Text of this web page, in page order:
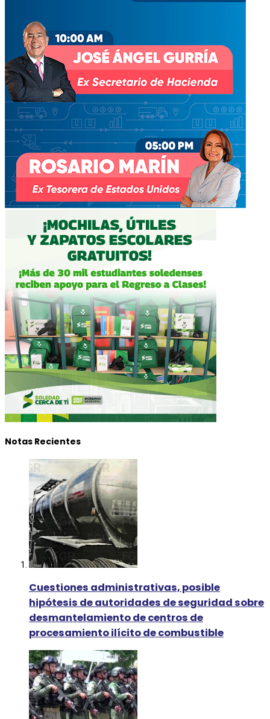
Notas Recientes
Cuestiones administrativas, posible
hipótesis de autoridades de seguridad sobre
desmantelamiento de centros de
procesamiento ilícito de combustible